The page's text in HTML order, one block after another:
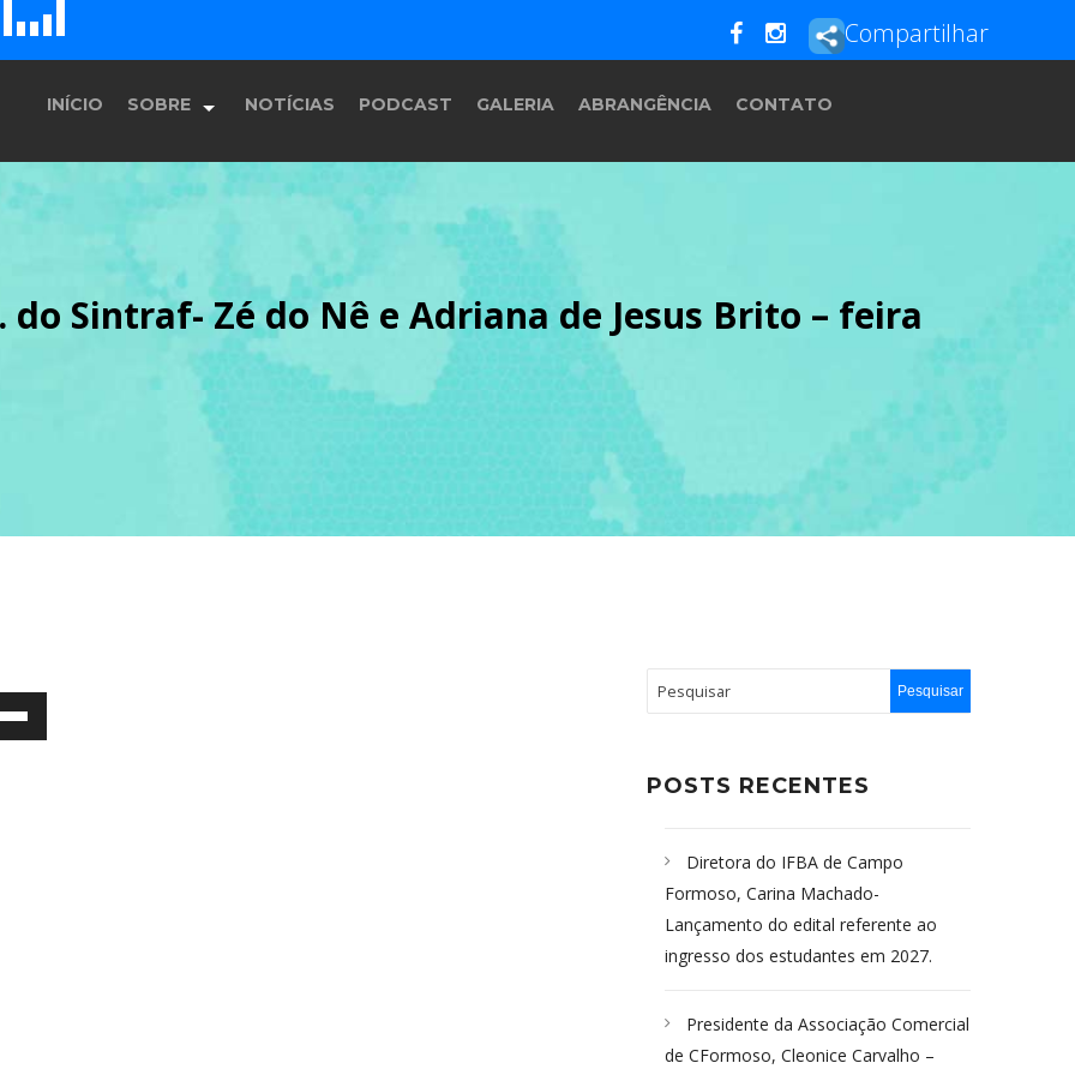
E F G Compartilhar
INÍCIO SOBRE
História
Equipe
Programação
NOTÍCIAS PODCAST GALERIA ABRANGÊNCIA CONTATO
Sintraf- Zé do Nê e Adriana de Jesus Brito – feira
POSTS RECENTES
Diretora do IFBA de Campo
Formoso, Carina Machado-
Lançamento do edital referente ao
ingresso dos estudantes em 2027.
Presidente da Associação Comercial
de CFormoso, Cleonice Carvalho –